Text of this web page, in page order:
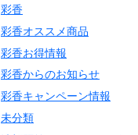
彩香
彩香オススメ商品
彩香お得情報
彩香からのお知らせ
彩香キャンペーン情報
未分類